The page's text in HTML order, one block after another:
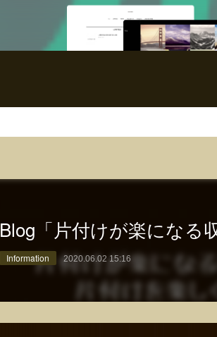
Blog「片付けが楽になる
Information 2020.06.02 15:16